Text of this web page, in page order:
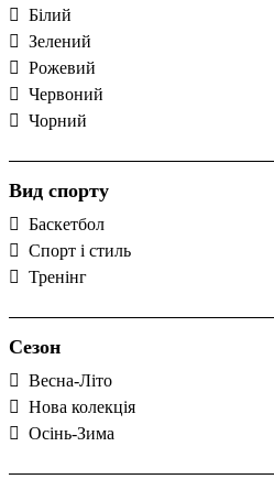
Білий
Зелений
Рожевий
Червоний
Чорний
Вид спорту
Баскетбол
Спорт і стиль
Тренінг
Сезон
Весна-Літо
Нова колекція
Осінь-Зима